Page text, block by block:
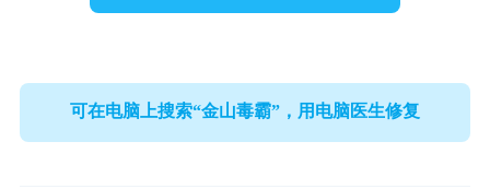
可在电脑上搜索“金山毒霸”，用电脑医生修复